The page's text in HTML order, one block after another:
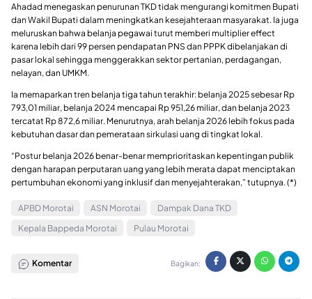
Ahadad menegaskan penurunan TKD tidak mengurangi komitmen Bupati
dan Wakil Bupati dalam meningkatkan kesejahteraan masyarakat. Ia juga
meluruskan bahwa belanja pegawai turut memberi multiplier effect
karena lebih dari 99 persen pendapatan PNS dan PPPK dibelanjakan di
pasar lokal sehingga menggerakkan sektor pertanian, perdagangan,
nelayan, dan UMKM.
Ia memaparkan tren belanja tiga tahun terakhir: belanja 2025 sebesar Rp
793,01 miliar, belanja 2024 mencapai Rp 951,26 miliar, dan belanja 2023
tercatat Rp 872,6 miliar. Menurutnya, arah belanja 2026 lebih fokus pada
kebutuhan dasar dan pemerataan sirkulasi uang di tingkat lokal.
“Postur belanja 2026 benar-benar memprioritaskan kepentingan publik
dengan harapan perputaran uang yang lebih merata dapat menciptakan
pertumbuhan ekonomi yang inklusif dan menyejahterakan,” tutupnya. (*)
APBD Morotai ASN Morotai
Dampak Dana TKD
Kepala Bappeda Morotai
Pulau Morotai
Komentar Bagikan: